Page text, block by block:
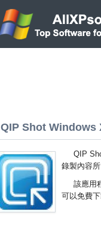
QIP Shot Windows
QIP
錄製內容
該應用
可以免費